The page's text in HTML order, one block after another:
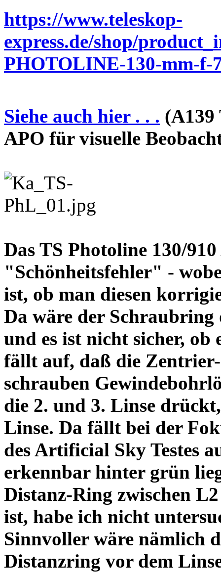
https://www.teleskop-
express.de/shop/
PHOTOLINE-130-mm-f-
Siehe auch hier . . . (A139
APO für visuelle
Das TS Photoline 130/
"Schönheitsfehler" -
ist, ob man diesen
Da wäre der
und es ist nicht sicher,
fällt auf, daß die Zentrier-
schrauben
die 2. und 3. Linse
Linse. Da fällt bei der
des Artificial Sky Testes
erkennbar hinter grün
Distanz-Ring zwischen
ist, habe ich nicht
Sinnvoller wäre nämlich
Distanzring vor dem